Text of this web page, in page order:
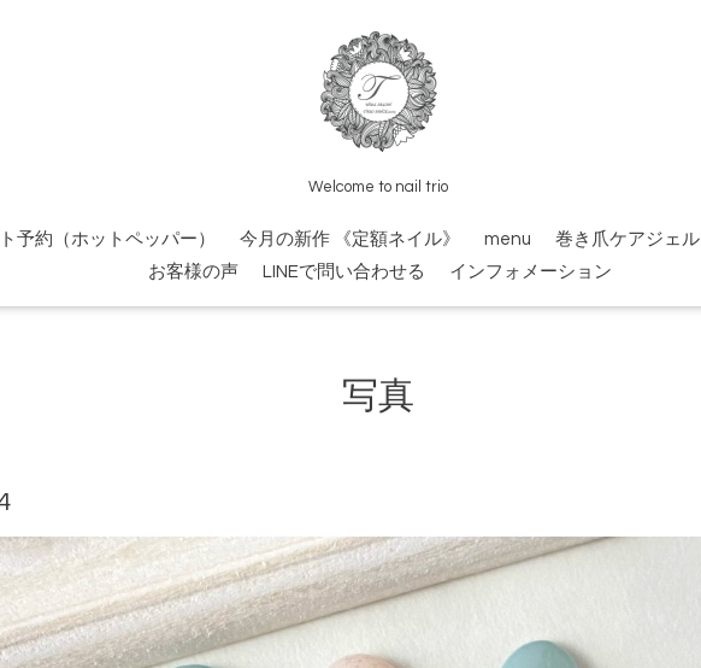
Welcome to nail trio
予約（ホットペッパー） 今月の新作 《定額ネイル》 menu 巻き爪ケアジェル
お客様の声
LINEで問い合わせる インフォメーション
写真